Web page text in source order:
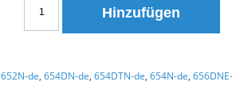
Toner
T650H11E
Original
Hinzufügen
652N-de, 654DN-de, 654DTN-de, 654N-de, 656DNE-